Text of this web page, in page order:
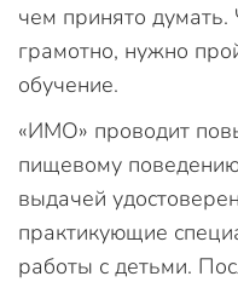
чем принято думать.
грамотно, нужно
обучение.
«ИМО» проводит
пищевому
выдачей
практикующие
работы с детьми.